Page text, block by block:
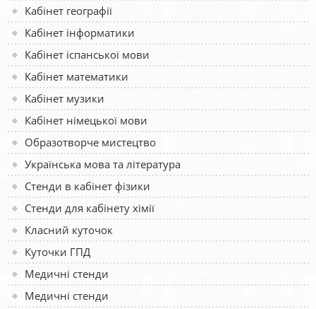
Кабінет географії
Кабінет інформатики
Кабінет іспанської мови
Кабінет математики
Кабінет музики
Кабінет німецької мови
Образотворче мистецтво
Українська мова та література
Стенди в кабінет фізики
Стенди для кабінету хімії
Класний куточок
Куточки ГПД
Медичні стенди
Медичні стенди